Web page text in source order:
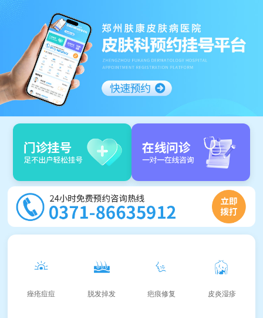
痤疮痘痘 脱发掉发 疤痕修复 皮炎湿疹